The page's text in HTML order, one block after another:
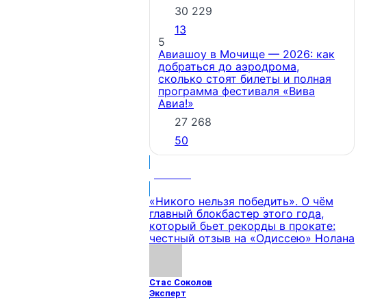
30 229
13
5
Авиашоу в Мочище — 2026: как
добраться до аэродрома,
сколько стоят билеты и полная
программа фестиваля «Вива
Авиа!»
27 268
50
«Никого нельзя победить». О чём
главный блокбастер этого года,
который бьет рекорды в прокате:
честный отзыв на «Одиссею» Нолана
Стас Соколов
Эксперт